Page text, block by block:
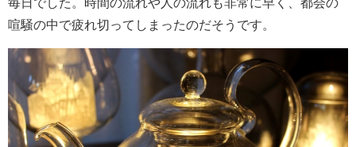
喧騒の中で疲れ切ってしまったのだそうです。